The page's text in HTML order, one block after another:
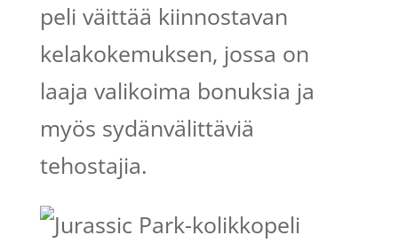
peli väittää kiinnostavan
kelakokemuksen, jossa on
laaja valikoima bonuksia ja
myös sydänvälittäviä
tehostajia.